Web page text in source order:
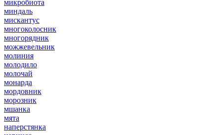
микробиота
миндаль
мискантус
многоколосник
многорядник
можжевельник
молиния
молодило
молочай
монарда
мордовник
морозник
мшанка
мята
наперстянка